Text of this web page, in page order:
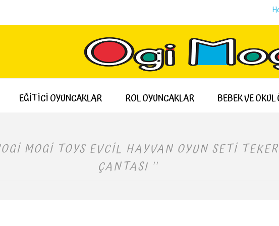
EĞİTİCİ OYUNCAKLAR ROL OYUNCAKLAR BEBEK VE
OGI MOGI TOYS EVCIL HAYVAN OYUN SETI
ÇANTASI